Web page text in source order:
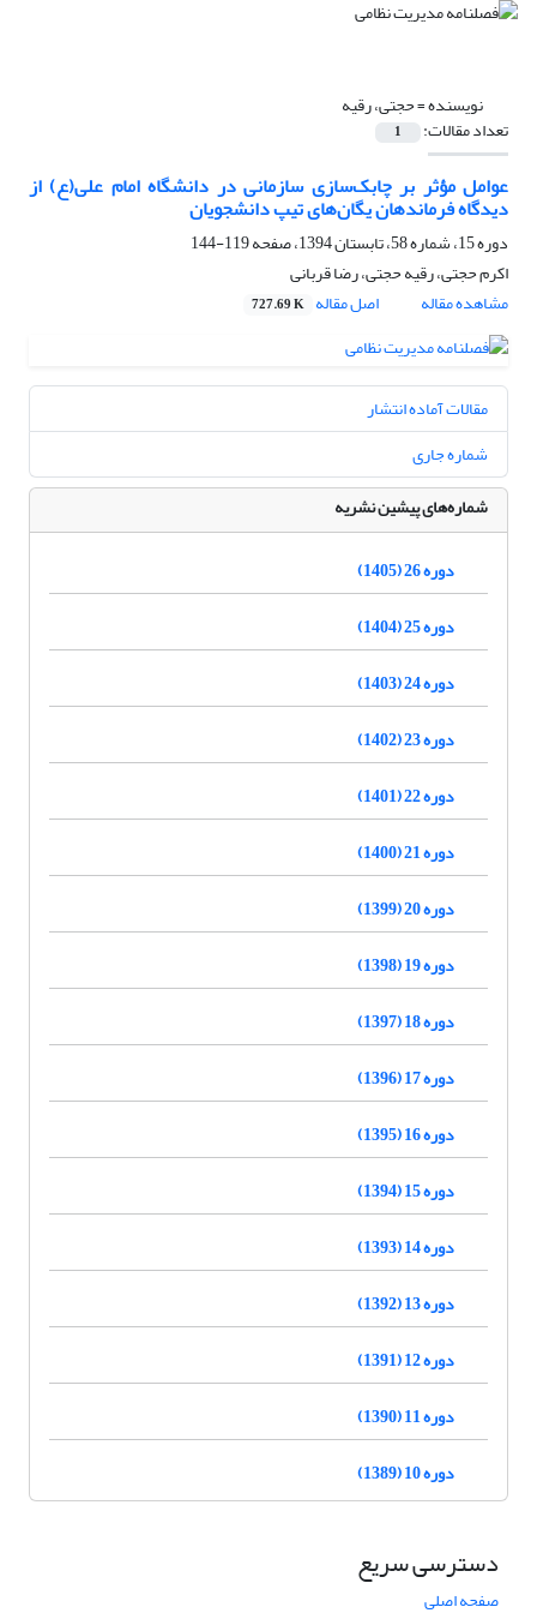
نویسنده =حجتی، رقیه
تعداد مقالات: 1
عوامل مؤثر بر چابک‌سازی سازمانی در دانشگاه امام علی(ع) از
دیدگاه فرماندهان یگان‌های تیپ دانشجویان
دوره 15، شماره 58، تابستان 1394، صفحه
119-144
اکرم حجتی، رقیه حجتی، رضا قربانی
مشاهده مقاله
اصل مقاله 727.69 K
مقالات آماده انتشار
شماره جاری
شماره‌های پیشین نشریه
دوره 26 (1405)
دوره 25 (1404)
دوره 24 (1403)
دوره 23 (1402)
دوره 22 (1401)
دوره 21 (1400)
دوره 20 (1399)
دوره 19 (1398)
دوره 18 (1397)
دوره 17 (1396)
دوره 16 (1395)
دوره 15 (1394)
دوره 14 (1393)
دوره 13 (1392)
دوره 12 (1391)
دوره 11 (1390)
دوره 10 (1389)
دسترسی سریع
صفحه اصلی